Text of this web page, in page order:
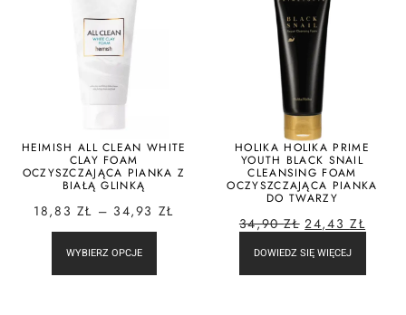
HEIMISH ALL CLEAN WHITE
CLAY FOAM
OCZYSZCZAJĄCA PIANKA Z
BIAŁĄ GLINKĄ
18,83 ZŁ – 34,93 ZŁ
WYBIERZ OPCJE
HOLIKA HOLIKA PRIME
YOUTH BLACK SNAIL
CLEANSING FOAM
OCZYSZCZAJĄCA PIANKA
DO TWARZY
34,90ZŁ 24,43 ZŁ
DOWIEDZ SIĘ WIĘCEJ